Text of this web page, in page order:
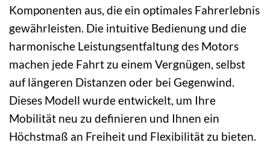
Komponenten aus, die ein optimales Fahrerlebnis
gewährleisten. Die intuitive Bedienung und die
harmonische Leistungsentfaltung des Motors
machen jede Fahrt zu einem Vergnügen, selbst
auf längeren Distanzen oder bei Gegenwind.
Dieses Modell wurde entwickelt, um Ihre
Mobilität neu zu definieren und Ihnen ein
Höchstmaß an Freiheit und Flexibilität zu bieten.